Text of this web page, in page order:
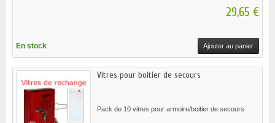
29,65 €
En stock Ajouter au panier
Vitres pour boitier de secours
Pack de 10 vitres pour armoire/boitier de secours